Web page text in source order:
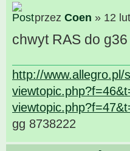
przez Coen » 12
chwyt RAS do
http://
gg 8738222